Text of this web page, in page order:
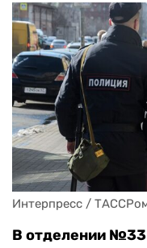
Интерпресс /
В отделении